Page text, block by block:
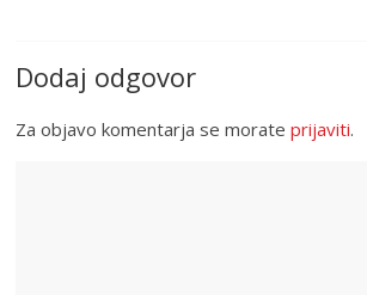
Dodaj odgovor
Za objavo komentarja se morateprijaviti.